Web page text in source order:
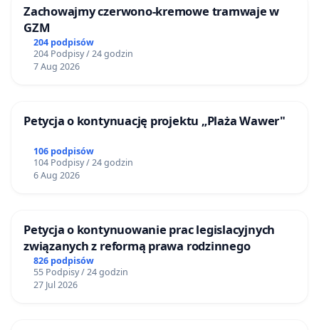
Zachowajmy czerwono-kremowe tramwaje w
GZM
204 podpisów
204 Podpisy / 24 godzin
7 Aug 2026
Petycja o kontynuację projektu „Plaża Wawer"
106 podpisów
104 Podpisy / 24 godzin
6 Aug 2026
Petycja o kontynuowanie prac legislacyjnych
związanych z reformą prawa rodzinnego
826 podpisów
55 Podpisy / 24 godzin
27 Jul 2026